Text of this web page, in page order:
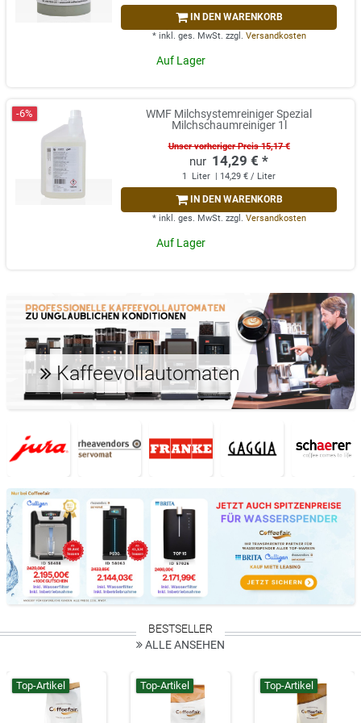
IN DEN WARENKORB
* inkl. ges. MwSt. zzgl. Versandkosten
Auf Lager
-6%
WMF Milchsystemreiniger Spezial
Milchschaumreiniger 1l
Unser vorheriger Preis 15,17 €
14,29 € *
1 Liter | 14,29 € / Liter
IN DEN WARENKORB
* inkl. ges. MwSt. zzgl. Versandkosten
Auf Lager
Kaffeevollautomaten
BESTSELLER
ALLE ANSEHEN
Top-Artikel Top-Artikel Top-Artikel